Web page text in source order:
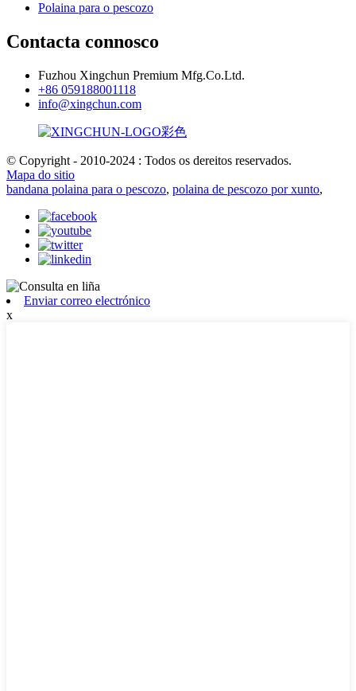
Polaina para o pescozo
Contacta connosco
Fuzhou Xingchun Premium Mfg.Co.Ltd.
+86 059188001118
info@xingchun.com
© Copyright - 2010-2024 : Todos os dereitos reservados.
Mapa do sitio
bandana polaina para o pescozo, polaina de pescozo por xunto,
Enviar correo electrónico
x